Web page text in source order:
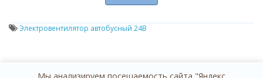
Электровентилятор автобусный 24В